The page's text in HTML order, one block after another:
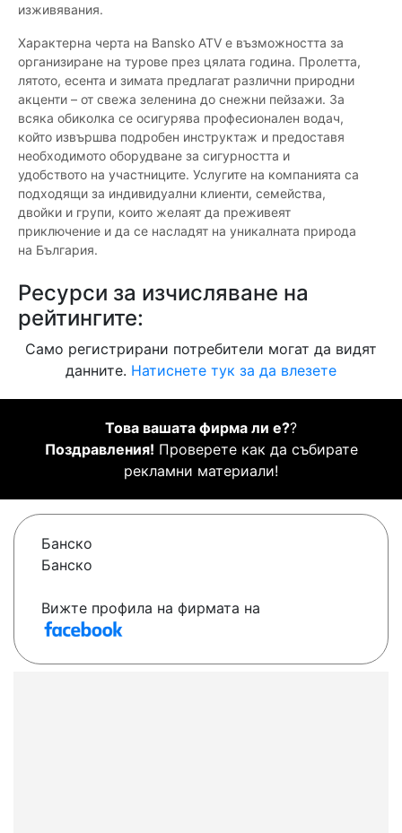
изживявания.
Характерна черта на Bansko ATV е възможността за
организиране на турове през цялата година. Пролетта,
лятото, есента и зимата предлагат различни природни
акценти – от свежа зеленина до снежни пейзажи. За
всяка обиколка се осигурява професионален водач,
който извършва подробен инструктаж и предоставя
необходимото оборудване за сигурността и
удобството на участниците. Услугите на компанията са
подходящи за индивидуални клиенти, семейства,
двойки и групи, които желаят да преживеят
приключение и да се насладят на уникалната природа
на България.
Ресурси за изчисляване на
рейтингите:
Само регистрирани потребители могат да видят
данните. Натиснете тук за да влезете
Това вашата фирма ли е??
Поздравления! Проверете как да събирате
рекламни материали!
Банско
Банско
Вижте профила на фирмата на